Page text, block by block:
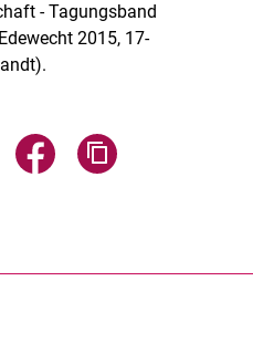
- Tagungsband
2015, 17-
E-Mail teilen
Seite über WhatsApp teilen
Seite über Facebook